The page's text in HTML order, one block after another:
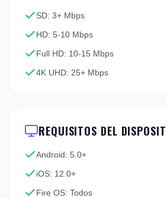
SD: 3+ Mbps
HD: 5-10 Mbps
Full HD: 10-15 Mbps
4K UHD: 25+ Mbps
REQUISITOS DEL
Android: 5.0+
iOS: 12.0+
Fire OS: Todos